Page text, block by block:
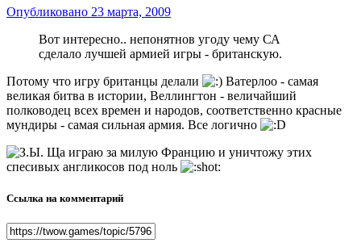
Опубликовано 23 марта, 2009
Вот интересно.. непонятнов угоду чему СА
сделало лучшей армией игры - британскую.
Потому что игру британцы делали
Ватерлоо - самая
великая битва в истории, Веллингтон - величайший
полководец всех времен и народов, соответственно красные
мундиры - самая сильная армия. Все логично
Ща играю за милую Францию и уничтожу этих
спесивых англикосов под ноль
Ссылка на комментарий